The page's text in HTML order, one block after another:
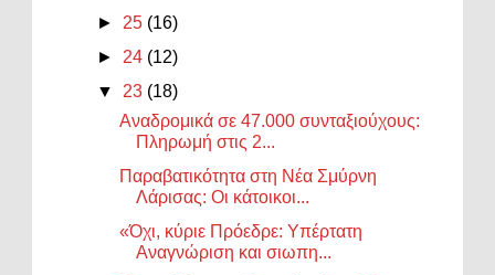
► 25 (16)
► 24 (12)
▼ 23 (18)
Αναδρομικά σε 47.000 συνταξιούχους:
Πληρωμή στις 2...
Παραβατικότητα στη Νέα Σμύρνη
Λάρισας: Οι κάτοικοι...
«Όχι, κύριε Πρόεδρε: Υπέρτατη
Αναγνώριση και σιωπη...